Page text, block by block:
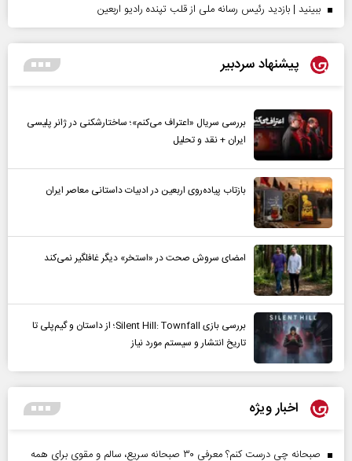
ببینید | بازدید رئیس رسانه ملی از قلب تپنده رادیو اربعین
پیشنهاد سردبیر
بررسی سریال «اعتراف می‌کنم»؛ ساختارشکنی در ژانر پلیسی
ایران + نقد و تحلیل
بازتاب پیاده‌روی اربعین در ادبیات داستانی معاصر ایران
امضای سروش صحت در «استخر» دیگر غافلگیر نمی‌کند
بررسی بازی Silent Hill: Townfall؛ از داستان و گیم‌پلی تا
تاریخ انتشار و سیستم مورد نیاز
اخبار ویژه
صبحانه چی درست کنم؟ معرفی ۳۰ صبحانه سریع، سالم و مقوی برای همه